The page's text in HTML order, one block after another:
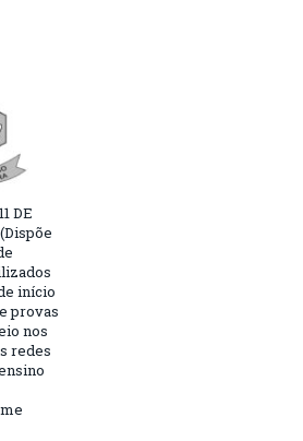
DE
início
provas
nos
redes